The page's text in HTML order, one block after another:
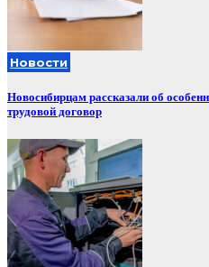
Новости
Новосибирцам рассказали об
трудовой договор